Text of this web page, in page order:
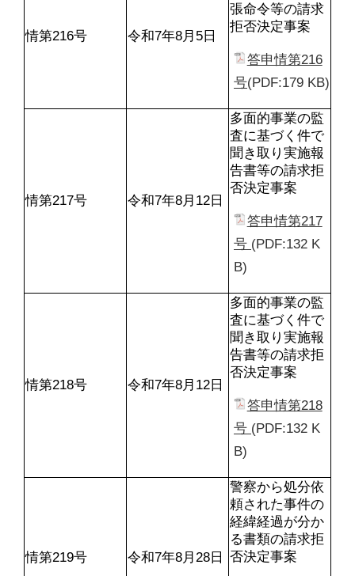
情第216号 令和7年8月5日
張命令等の請求
拒否決定事案
答申情第216
号(PDF:179 KB)
情第217号 令和7年8月12日
多面的事業の監
査に基づく件で
聞き取り実施報
告書等の請求拒
否決定事案
答申情第217
号 (PDF:132 K
B)
情第218号 令和7年8月12日
多面的事業の監
査に基づく件で
聞き取り実施報
告書等の請求拒
否決定事案
答申情第218
号 (PDF:132 K
B)
情第219号 令和7年8月28日
警察から処分依
頼された事件の
経緯経過が分か
る書類の請求拒
否決定事案